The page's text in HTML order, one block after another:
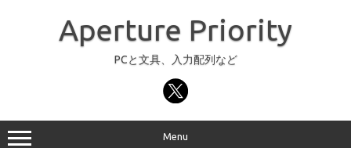
Aperture Priority
PCと文具、入力配列など
Menu